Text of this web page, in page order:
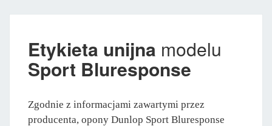
Etykieta unijna modelu
Sport Bluresponse
Zgodnie z informacjami zawartymi przez
producenta, opony Dunlop Sport Bluresponse